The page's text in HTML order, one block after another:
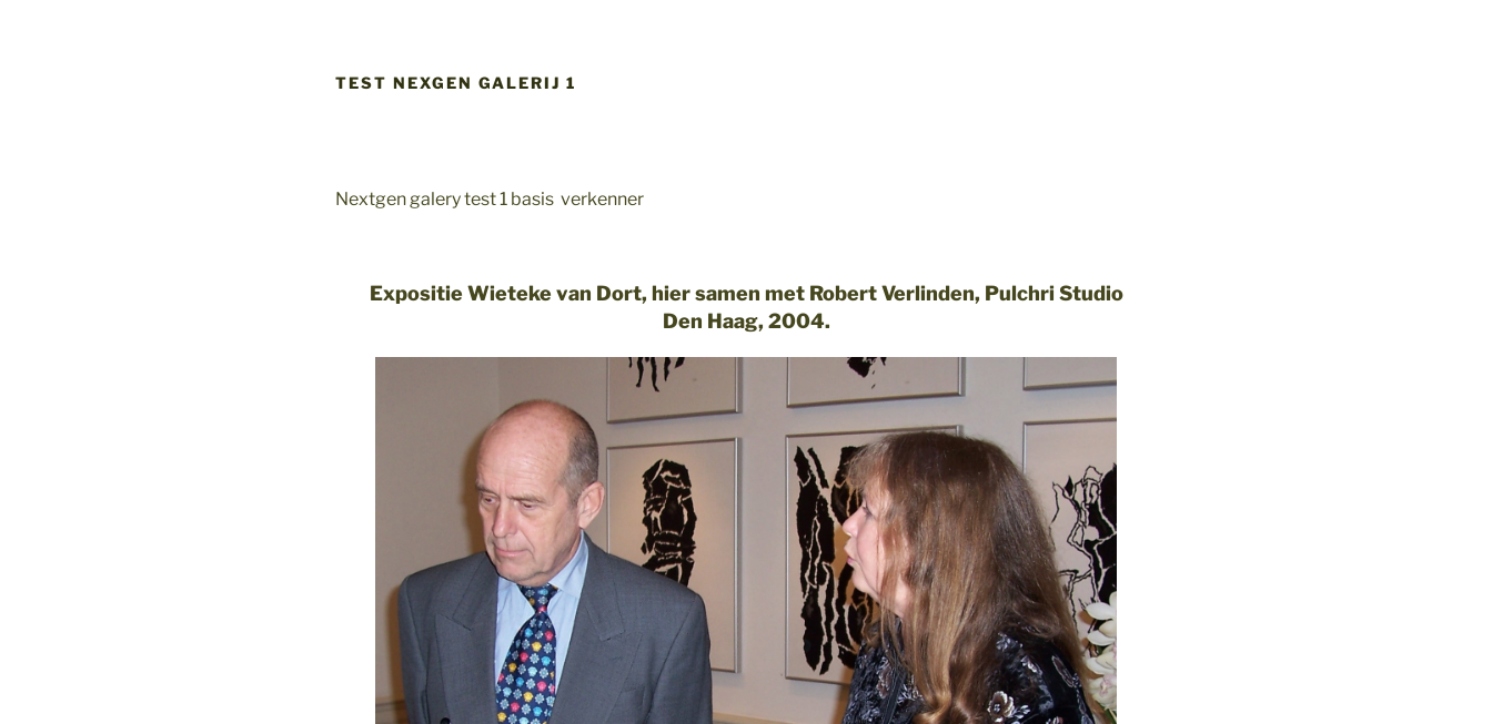
TEST NEXGEN GALERIJ 1
Nextgen galery test 1 basis verkenner
Expositie Wieteke van Dort, hier samen met Robert Verlinden, Pulchri Studio
Den Haag, 2004.